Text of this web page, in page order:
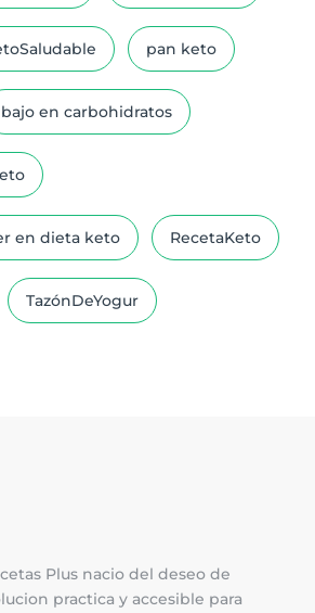
pan keto
bajo en carbohidratos
en dieta keto RecetaKeto
TazónDeYogur
Plus nacio del deseo de
practica y accesible para